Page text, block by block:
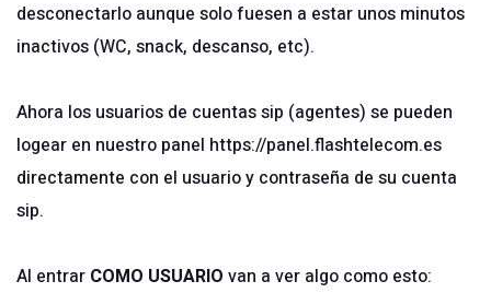
desconectarlo aunque solo fuesen a estar unos minutos
inactivos (WC, snack, descanso, etc).
Ahora los usuarios de cuentas sip (agentes) se pueden
logear en nuestro panel https://panel.flashtelecom.es
directamente con el usuario y contraseña de su cuenta
sip.
Al entrar COMO USUARIO van a ver algo como esto: